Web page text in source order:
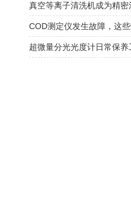
真空等离子清洗机成为精
COD测定仪发生故障，这
超微量分光光度计日常保养